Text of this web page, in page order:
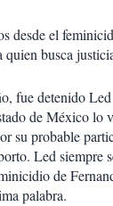
desde el
busca
fue detenido
de México lo
su probable
Led siempre
de
palabra.